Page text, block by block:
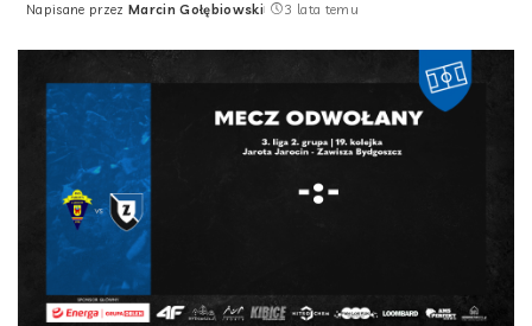
Posted
Napisane przez Marcin Gołębiowski 3 lata temu